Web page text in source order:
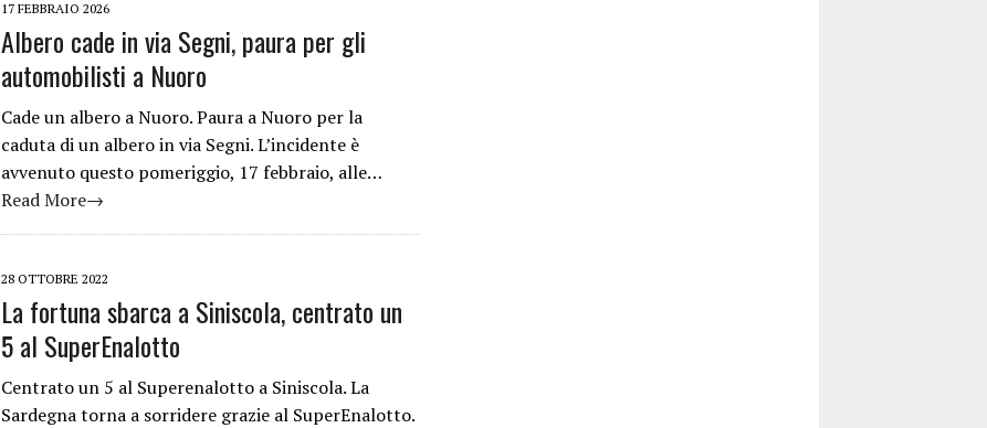
17 FEBBRAIO 2026
Albero cade in via Segni, paura per gli
automobilisti a Nuoro
Cade un albero a Nuoro. Paura a Nuoro per la
caduta di un albero in via Segni. L’incidente è
avvenuto questo pomeriggio, 17 febbraio, alle…
Read More→
28 OTTOBRE 2022
La fortuna sbarca a Siniscola, centrato un
5 al SuperEnalotto
Centrato un 5 al Superenalotto a Siniscola. La
Sardegna torna a sorridere grazie al SuperEnalotto.